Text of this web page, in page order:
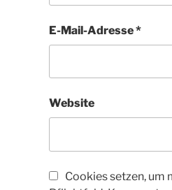
E-Mail-Adresse*
Website
Cookies setzen, um